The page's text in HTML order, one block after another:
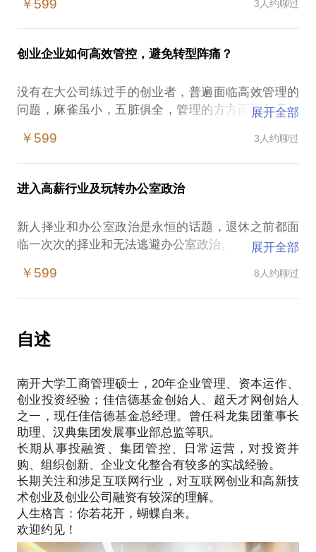
行业变迁趋势，竞争者和潜在竞争者、进入门槛，项
会影响到项目的生命力。正因如此，筛选项目也是一
个技术活。在这方面，我有较为丰富的经验：
的并购，对北京50多家药企进行过深入考察；
参与过百亿级的基金设立、管理；
深知投资、融资过程中的各种风险和应对措施，同时
了战略投资者，帮助企业渡过了生存期。
分析项目的可行性；
鉴别创业者是否能驾驭项目；
请提前准备如下资料：
话题相关的其他材料。
如有实际操作困难，可以聘请本人担任公司顾问，参
￥599 3人约聊过
创业企业如何高效管控，避免转型阵痛？
没有在大公司练过手的创业者，普遍面临高效管理的
问题，麻雀虽小，五脏俱全，管理的方方面面都需要
我在科龙集团有3年的集团管控经验；此外，我从
业生存和长期战略的有机统一经验也有教训；
我能提供的帮助和指导：
如何建立合适的商业模式；
没有竞争力的工资如何招来并留住合适的人；
如何合理避税；
如何提升士气；
话题相关的问题；
话题相关的其他材料。
如有实际操作困难，可以聘请本人担任公司顾问，参
与股权结构、组织架构、商业模式建立、内部管理制
展开全部
￥599 3人约聊过
进入高薪行业及玩转办公室政治
新人择业和办公室政治是永恒的话题，退休之前都面
临一次次的择业和无法逃避办公室政治。
男怕进错行，女怕嫁错郎。刚走出校门的职场新人，
三个人以上的地方就有政治。进入职场之后面对办公
室政治一片迷茫。
我在极其不喜欢的非重点本科机械专业毕业，被迫就
业后用三年实现转型进入管理领域，随后逐步转入金
融领域。
曾经用4个月从基层业务员跃升为上市公司董事长助
理，PK掉所有嫡系竞争者，跟随老板十多年。
职场老鸟可以为你答疑解惑，告诉你：
第一次如何择业，如何进入自己梦想的行业，如何进
入高薪行业；
遭遇办公室政治该不该站队，如何站队。
展开全部
￥599 8人约聊过
自述
南开大学工商管理硕士，20年企业管理、资本运作、
创业投资经验；佳信德基金创始人、超天才网创始人
之一，现任佳信德基金总经理。曾任科龙集团董事长
助理、汉典集团发展事业部总监等职。
长期从事投融资、集团管控、日常运营，对投资并
购、组织创新、企业文化整合有较多的实战经验。
长期关注和涉足互联网行业，对互联网创业和高新技
术创业及创业公司融资有较深的理解。
人生格言：你若花开，蝴蝶自来。